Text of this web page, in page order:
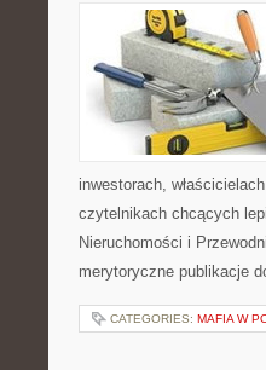
inwestorach,
czytelnikach chcących
Nieruchomości i
merytoryczne publikacje
CATEGORIES: MAFIA W